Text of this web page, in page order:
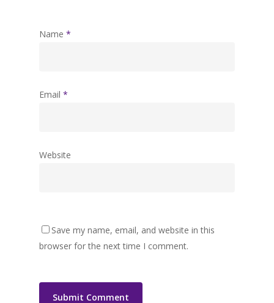
Name *
Email *
Website
Save my name, email, and website in this
browser for the next time I comment.